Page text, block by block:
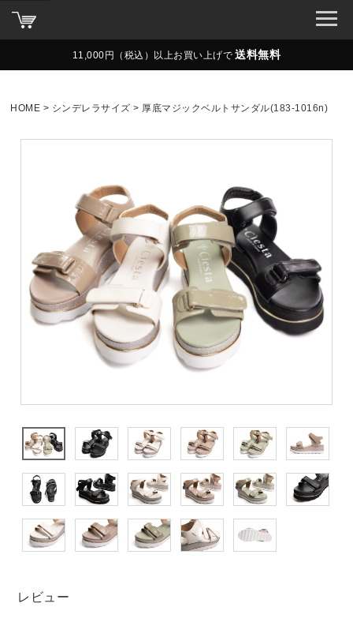
11,000円（税込）以上お買い上げで 送料無料
HOME シンデレラサイズ 厚底マジックベルトサンダル(183-1016n)
レビュー